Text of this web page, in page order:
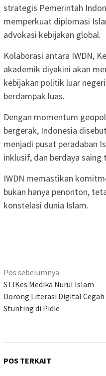
strategis Pemerintah
memperkuat diplomasi
advokasi kebijakan global.
Kolaborasi antara IWDN,
akademik diyakini akan
kebijakan politik luar
berdampak luas.
Dengan momentum
bergerak, Indonesia
menjadi pusat peradaban
inklusif, dan berdaya saing
IWDN memastikan
bukan hanya penonton,
konstelasi dunia Islam.
Navigasi
pos
Pos sebelumnya
STIKes Medika Nurul Islam
Dorong Literasi Digital Cegah
Stunting di Pidie
POS TERKAIT